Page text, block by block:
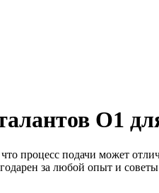
O1
подачи может
за любой опыт и